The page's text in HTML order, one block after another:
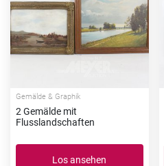
Gemälde & Graphik
2 Gemälde mit
Flusslandschaften
Los ansehen